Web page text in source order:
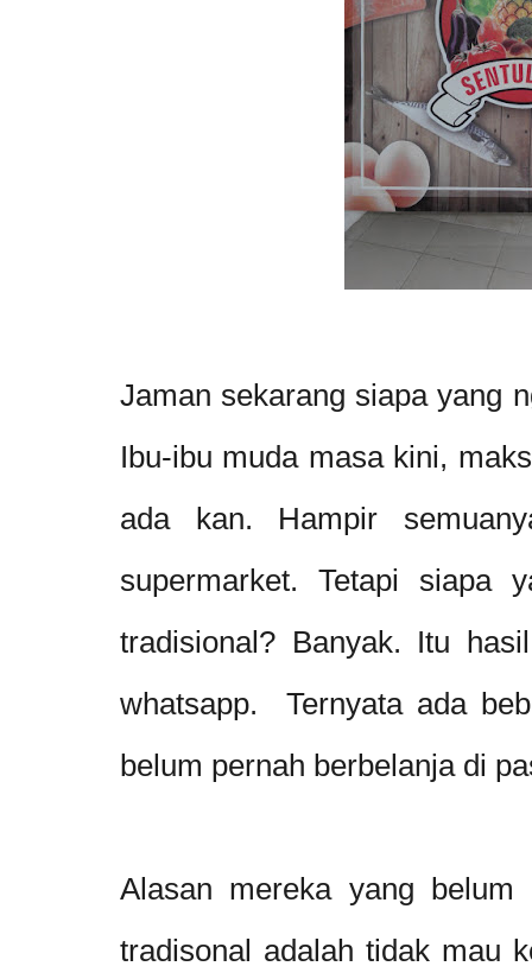
Jaman sekarang siapa yang
Ibu-ibu muda masa kini,
ada kan. Hampir
supermarket. Tetapi siapa
tradisional? Banyak. Itu
whatsapp. Ternyata ada
belum pernah berbelanja di
Alasan mereka yang
tradisonal adalah tidak mau